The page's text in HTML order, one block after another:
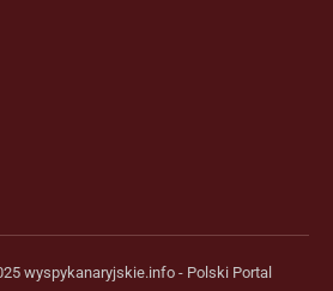
wyspykanaryjskie.info - Polski Portal